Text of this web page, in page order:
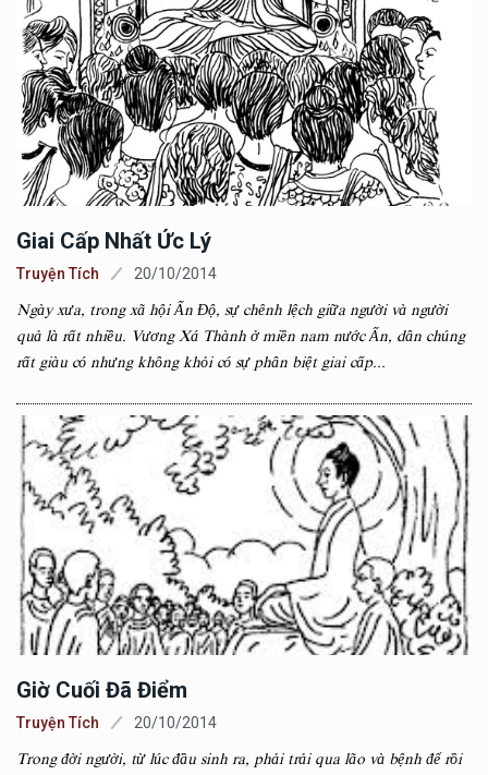
Giai Cấp Nhất Ức Lý
Truyện Tích 20/10/2014
Ngày xưa, trong xã hội Ấn Độ, sự chênh lệch giữa người và người
quả là rất nhiều. Vương Xá Thành ở miền nam nước Ấn, dân chúng
rất giàu có nhưng không khỏi có sự phân biệt giai cấp...
Giờ Cuối Đã Điểm
Truyện Tích 20/10/2014
Trong đời người, từ lúc đầu sinh ra, phải trải qua lão và bệnh để rồi